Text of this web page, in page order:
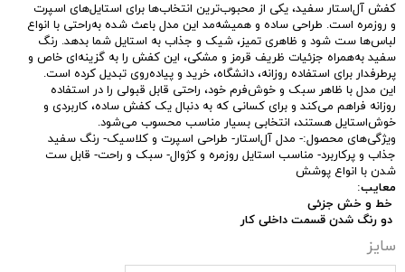
کفش آل‌استار سفید، یکی از محبوب‌ترین انتخاب‌ها برای استایل‌های اسپرت
و روزمره است. طراحی ساده و همیشه‌مد این مدل باعث شده به‌راحتی با انواع
لباس‌ها ست شود و ظاهری تمیز، شیک و جذاب به استایل شما بدهد. رنگ
سفید به‌همراه جزئیات ظریف قرمز و مشکی، این کفش را به گزینه‌ای خاص و
پرطرفدار برای استفاده روزانه، دانشگاه، خرید و پیاده‌روی تبدیل کرده است.
این مدل با ظاهر سبک و خوش‌فرم خود، راحتی قابل قبولی را در استفاده
روزانه فراهم می‌کند و برای کسانی که به دنبال یک کفش ساده، کاربردی و
خوش‌استایل هستند، انتخابی بسیار مناسب محسوب می‌شود.
ویژگی‌های محصول:- مدل آل‌استار- طراحی اسپرت و کلاسیک- رنگ سفید
جذاب و پرکاربرد- مناسب استایل روزمره و کژوال- سبک و راحت- قابل ست
شدن با انواع پوشش
معایب:
خط و خش جزئی
دو رنگ شدن قسمت داخلی کار
سایز